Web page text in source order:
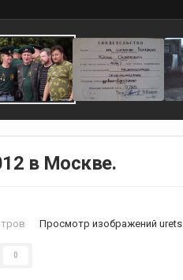
в Москве.
Просмотр изображений urets
0